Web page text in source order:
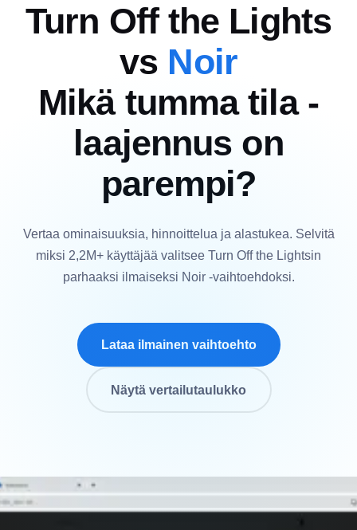
Turn Off the Lights
vs Noir
Mikä tumma tila -
laajennus on
parempi?
Vertaa ominaisuuksia, hinnoittelua ja alastukea. Selvitä
miksi 2,2M+ käyttäjää valitsee Turn Off the Lightsin
parhaaksi ilmaiseksi Noir -vaihtoehdoksi.
Lataa ilmainen vaihtoehto
Näytä vertailutaulukko